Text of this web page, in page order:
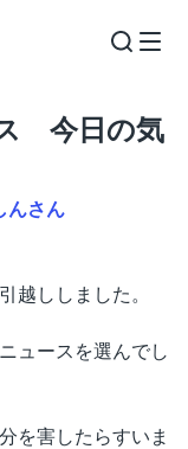
今日の気
さん
越ししました。
ュースを選んでし
を害したらすいま